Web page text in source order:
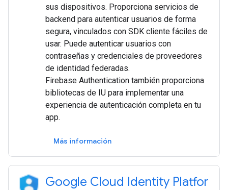
sus dispositivos. Proporciona servicios de
backend para autenticar usuarios de forma
segura, vinculados con SDK cliente fáciles de
usar. Puede autenticar usuarios con
contraseñas y credenciales de proveedores
de identidad federadas.
Firebase Authentication también proporciona
bibliotecas de IU para implementar una
experiencia de autenticación completa en tu
app.
Más información
Google Cloud Identity Platfor